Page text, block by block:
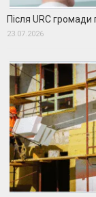
Після URC
23.07.2026